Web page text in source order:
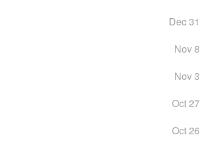
Dec 31
Nov 8
Nov 3
Oct 27
Oct 26